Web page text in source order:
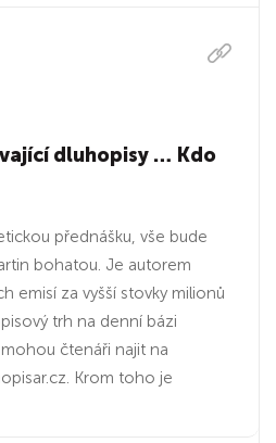
dluhopisy … Kdo
přednášku, vše bude
bohatou. Je autorem
emisí za vyšší stovky milionů
trh na denní bázi
čtenáři najit na
Krom toho je